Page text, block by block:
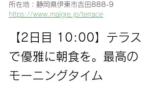
所在地：静岡県伊東市吉田888-9
https://www.maigre.jp/terrace
【2日目 10:00】テラス
で優雅に朝食を。最高の
モーニングタイム